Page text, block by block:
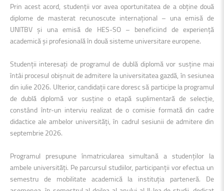
Prin acest acord, studenții vor avea oportunitatea de a obține două
diplome de masterat recunoscute internațional – una emisă de
UNITBV și una emisă de HES-SO – beneficiind de experiență
academică și profesională în două sisteme universitare europene.
Studenții interesați de programul de dublă diplomă vor susține mai
întâi procesul obișnuit de admitere la universitatea gazdă, în sesiunea
din iulie 2026. Ulterior, candidații care doresc să participe la programul
de dublă diplomă vor susține o etapă suplimentară de selecție,
constând într-un interviu realizat de o comisie formată din cadre
didactice ale ambelor universități, în cadrul sesiunii de admitere din
septembrie 2026.
Programul presupune înmatricularea simultană a studenților la
ambele universități. Pe parcursul studiilor, participanții vor efectua un
semestru de mobilitate academică la instituția parteneră. De